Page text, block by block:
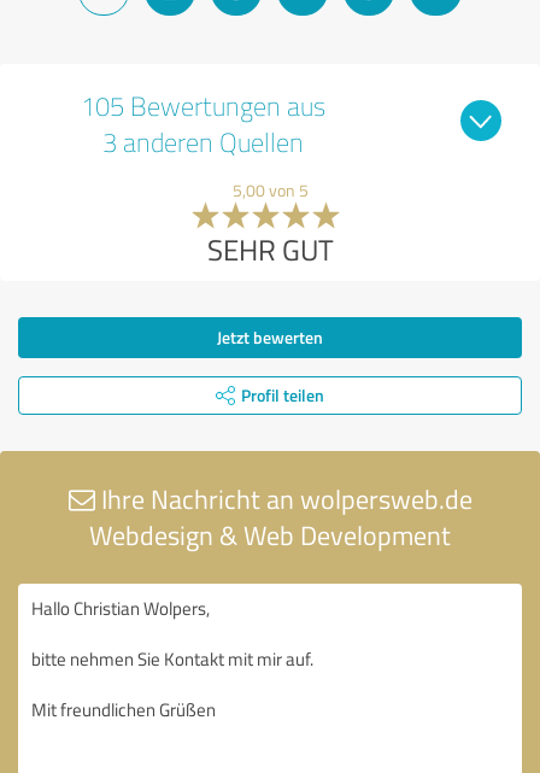
105 Bewertungen aus
3 anderen Quellen
5,00 von 5
SEHR GUT
Jetzt bewerten
Profil teilen
Ihre Nachricht an wolpersweb.de
Webdesign & Web Development